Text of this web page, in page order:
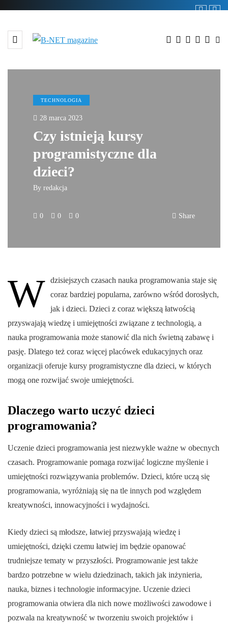
TECHNOLOGIA
28 marca 2023
Czy istnieją kursy
programistyczne dla
dzieci?
By redakcja
0 0 0 Share
W dzisiejszych czasach nauka programowania staje się
coraz bardziej popularna, zarówno wśród dorosłych,
jak i dzieci. Dzieci z coraz większą łatwością
przyswajają wiedzę i umiejętności związane z technologią, a
nauka programowania może stanowić dla nich świetną zabawę i
pasję. Dlatego też coraz więcej placówek edukacyjnych oraz
organizacji oferuje kursy programistyczne dla dzieci, w których
mogą one rozwijać swoje umiejętności.
Dlaczego warto uczyć dzieci
programowania?
Uczenie dzieci programowania jest niezwykle ważne w obecnych
czasach. Programowanie pomaga rozwijać logiczne myślenie i
umiejętności rozwiązywania problemów. Dzieci, które uczą się
programowania, wyróżniają się na tle innych pod względem
kreatywności, innowacyjności i wydajności.
Kiedy dzieci są młodsze, łatwiej przyswajają wiedzę i
umiejętności, dzięki czemu łatwiej im będzie opanować
trudniejsze tematy w przyszłości. Programowanie jest także
bardzo potrzebne w wielu dziedzinach, takich jak inżynieria,
nauka, biznes i technologie informacyjne. Uczenie dzieci
programowania otwiera dla nich nowe możliwości zawodowe i
pozwala na kreatywność w tworzeniu swoich projektów i